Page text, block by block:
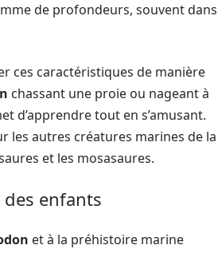
de profondeurs, souvent dans
ces caractéristiques de manière
chassant une proie ou nageant à
d’apprendre tout en s’amusant.
les autres créatures marines de la
et les mosasaures.
enfants
et à la préhistoire marine